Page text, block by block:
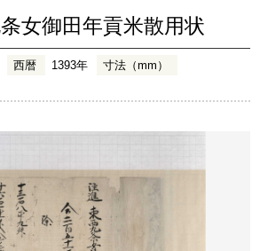
女御田年貢米散用状
西暦 1393年
寸法（mm）